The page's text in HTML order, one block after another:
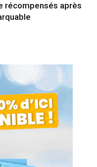
récompensés après